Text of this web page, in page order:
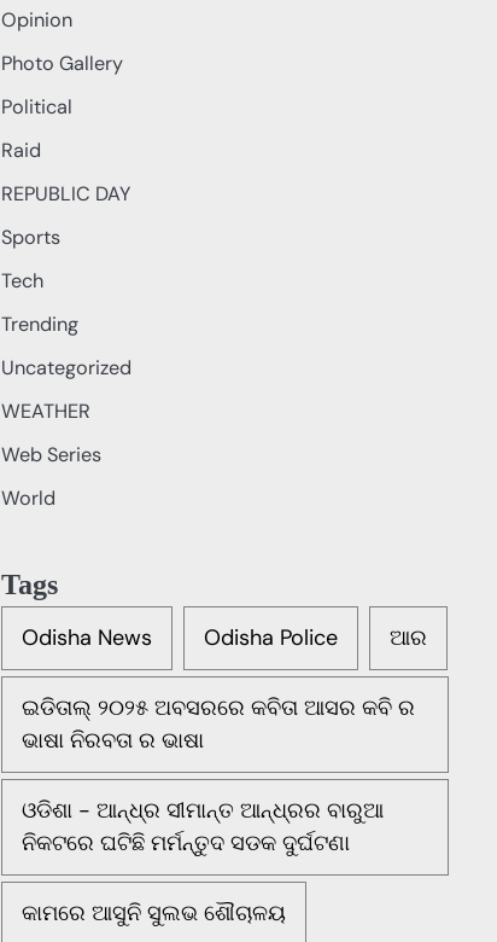
Opinion
Photo Gallery
Political
Raid
REPUBLIC DAY
Sports
Tech
Trending
Uncategorized
WEATHER
Web Series
World
Tags
Odisha News Odisha Police ଆର
ଇଡିତାଲ୍ ୨୦୨୫ ଅବସରରେ କବିତା ଆସର କବି ର
ଭାଷା ନିରବତା ର ଭାଷା
ଓଡିଶା - ଆନ୍ଧ୍ର ସୀମାନ୍ତ ଆନ୍ଧ୍ରର ବାରୁଆ
ନିକଟରେ ଘଟିଛି ମର୍ମନ୍ତୁଦ ସଡକ ଦୁର୍ଘଟଣା
କାମରେ ଆସୁନି ସୁଲଭ ଶୌଚାଳୟ